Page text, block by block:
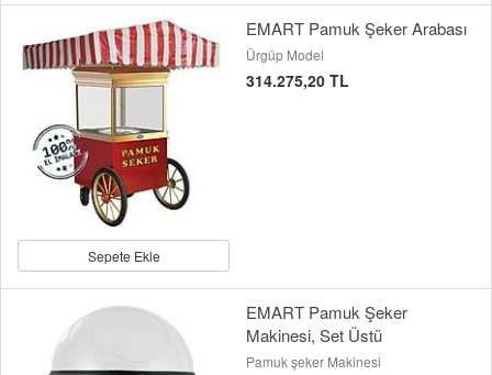
Sepete Ekle
EMART Pamuk Şeker Arabası
Ürgüp Model
314.275,20 TL
EMART Pamuk Şeker
Makinesi, Set Üstü
Pamuk şeker Makinesi